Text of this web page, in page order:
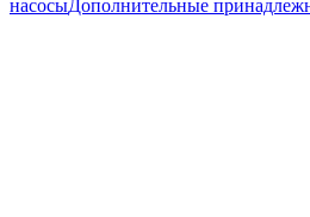
насосыДополнительные